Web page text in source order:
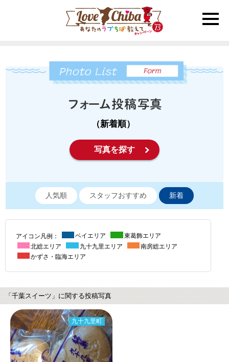
toggle
（新着順）
写真を探す
人気順 スタッフおすすめ 新着
アイコン凡例： ベイエリア
東葛飾エリア
北総エリア
九十九里エリア
南房総エリア
かずさ・臨海エリア
「千葉スイーツ」に関する投稿写真
九十九里町